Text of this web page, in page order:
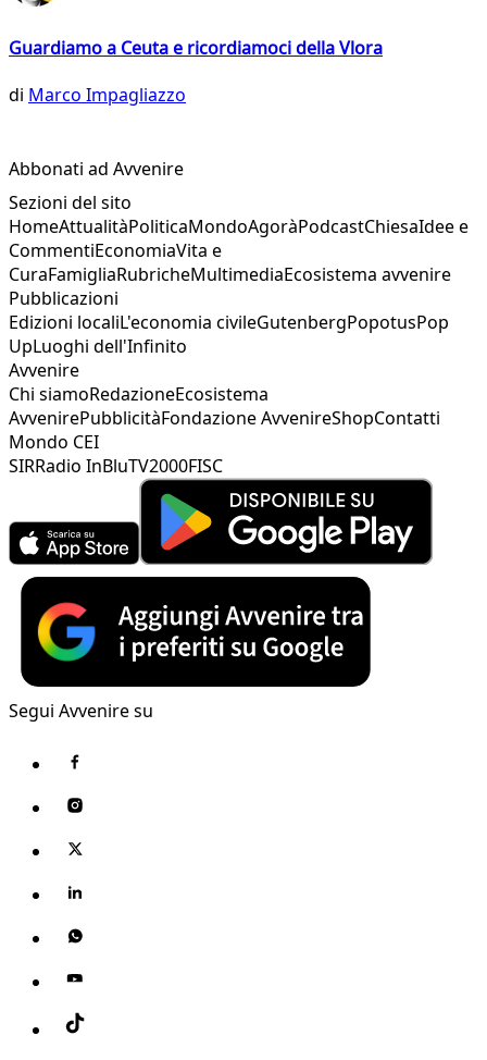
Guardiamo a Ceuta e ricordiamoci della Vlora
di Marco Impagliazzo
Abbonati ad Avvenire
Sezioni del sito
HomeAttualitàPoliticaMondoAgoràPodcastChiesaIdee e
CommentiEconomiaVita e
CuraFamigliaRubricheMultimediaEcosistema avvenire
Pubblicazioni
Edizioni localiL'economia civileGutenbergPopotusPop
UpLuoghi dell'Infinito
Avvenire
Chi siamoRedazioneEcosistema
AvvenirePubblicitàFondazione AvvenireShopContatti
Mondo CEI
SIRRadio InBluTV2000FISC
Segui Avvenire su